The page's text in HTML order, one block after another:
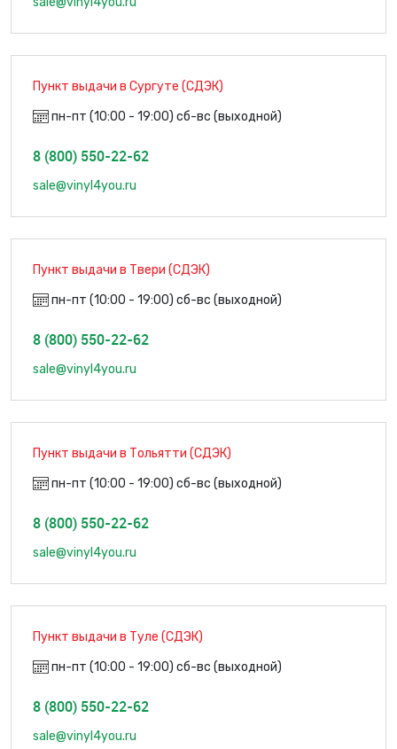
Пункт выдачи в Сургуте (СДЭК)
пн-пт (10:00 - 19:00) сб-вс (выходной)
8 (800) 550-22-62
sale@vinyl4you.ru
Пункт выдачи в Твери (СДЭК)
пн-пт (10:00 - 19:00) сб-вс (выходной)
8 (800) 550-22-62
sale@vinyl4you.ru
Пункт выдачи в Тольятти (СДЭК)
пн-пт (10:00 - 19:00) сб-вс (выходной)
8 (800) 550-22-62
sale@vinyl4you.ru
Пункт выдачи в Туле (СДЭК)
пн-пт (10:00 - 19:00) сб-вс (выходной)
8 (800) 550-22-62
sale@vinyl4you.ru